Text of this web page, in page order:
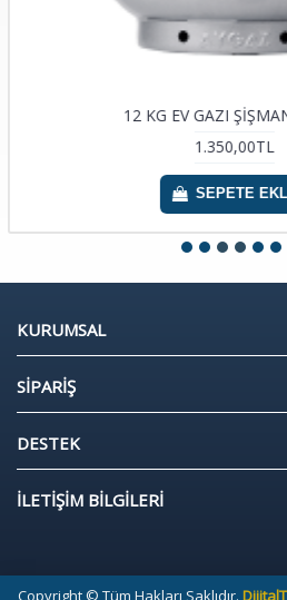
KURUMSAL
SİPARİŞ
DESTEK
İLETİŞİM BİLGİLERİ
Copyright © Tüm Hakları Saklıdır.